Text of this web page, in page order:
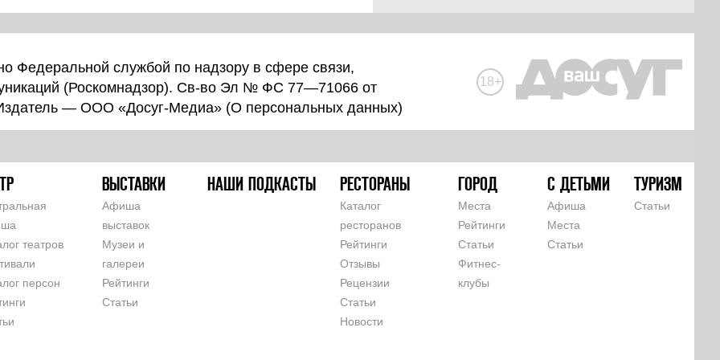
Федеральной службой по надзору в сфере связи,
(Роскомнадзор). Св-во Эл № ФС 77—71066 от
— ООО «Досуг-Медиа» (О персональных данных)
18+
театров
персон
ВЫСТАВКИ
Афиша
выставок
Музеи и
галереи
Рейтинги
Статьи
НАШИ ПОДКАСТЫ РЕСТОРАНЫ
Каталог
ресторанов
Рейтинги
Отзывы
Рецензии
Статьи
Новости
ГОРОД
Места
Рейтинги
Статьи
Фитнес-
клубы
С ДЕТЬМИ
Афиша
Места
Статьи
ТУРИЗМ
Статьи